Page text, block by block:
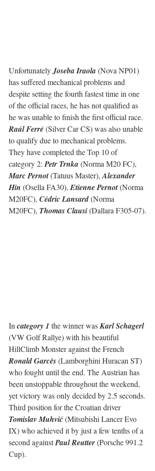
Unfortunately Joseba Iraola (Nova NP01)
has suffered mechanical problems and
despite setting the fourth fastest time in one
of the official races, he has not qualified as
he was unable to finish the first official race.
Raúl Ferré (Silver Car CS) was also unable
to qualify due to mechanical problems.
They have completed the Top 10 of
category 2: Petr Trnka (Norma M20 FC),
Marc Pernot (Tatuus Master), Alexander
Hin (Osella FA30), Etienne Pernot (Norma
M20FC), Cédric Lansard (Norma
M20FC), Thomas Clausi (Dallara F305-07).
In category 1 the winner was Karl Schagerl
(VW Golf Rallye) with his beautiful
HillClimb Monster against the French
Ronald Garcès (Lamborghini Huracan ST)
who fought until the end. The Austrian has
been unstoppable throughout the weekend,
yet victory was only decided by 2.5 seconds.
Third position for the Croatian driver
Tomislav Muhvić (Mitsubishi Lancer Evo
IX) who achieved it by just a few tenths of a
second against Paul Reutter (Porsche 991.2
Cup).